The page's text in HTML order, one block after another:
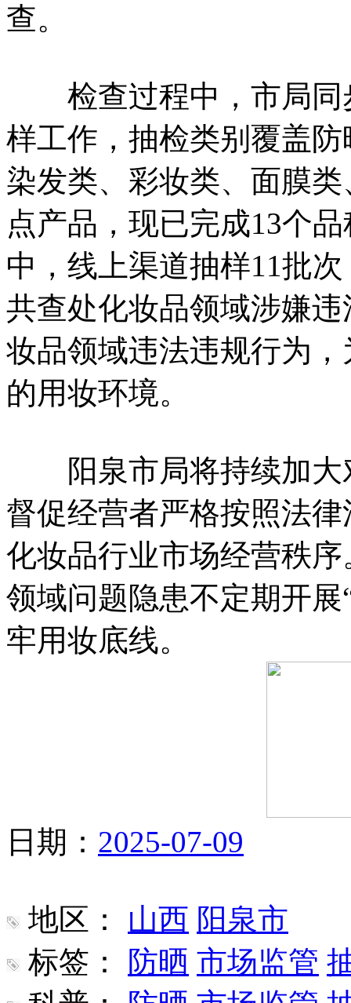
查。
检查过程中，市局同
样工作，抽检类别覆盖
染发类、彩妆类、面膜
点产品，现已完成13个
中，线上渠道抽样11批
共查处化妆品领域涉嫌
妆品领域违法违规行为
的用妆环境。
阳泉市局将持续加大
督促经营者严格按照法
化妆品行业市场经营秩
领域问题隐患不定期开
牢用妆底线。
日期： 2025-07-09
地区： 山西 阳泉市
标签：
防晒 市场监管